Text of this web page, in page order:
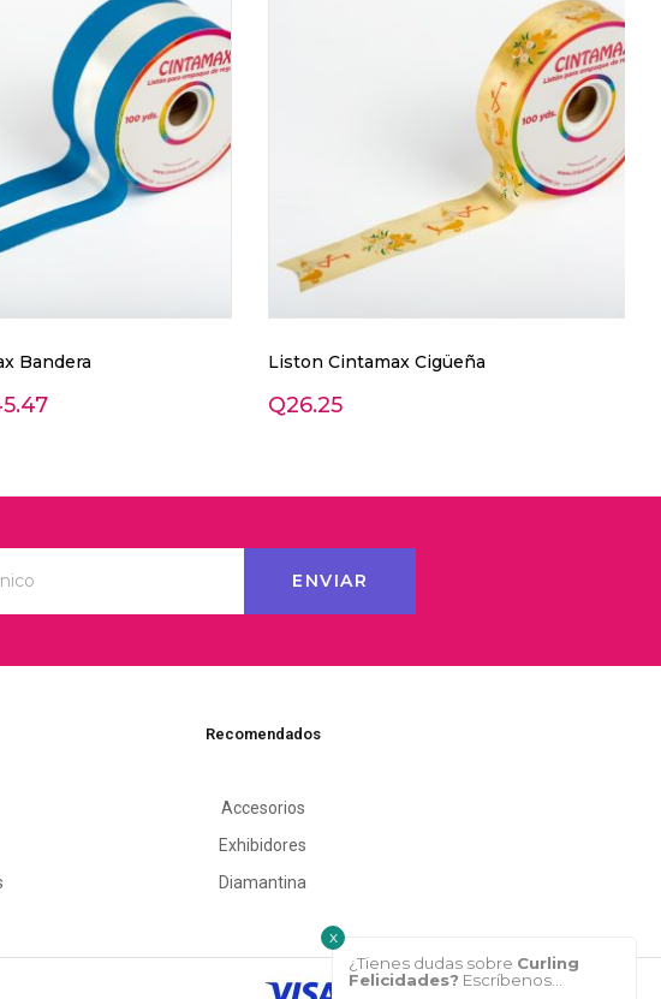
Bandera Liston Cintamax Cigüeña
Q26.25
Recomendados
Accesorios
Exhibidores
Diamantina
x
¿Tienes dudas sobre Curling
Felicidades? Escríbenos...